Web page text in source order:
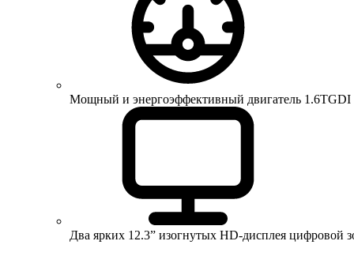
Мощный и энергоэффективный двигатель 1.6TGDI
Два ярких 12.3” изогнутых HD-дисплея цифровой